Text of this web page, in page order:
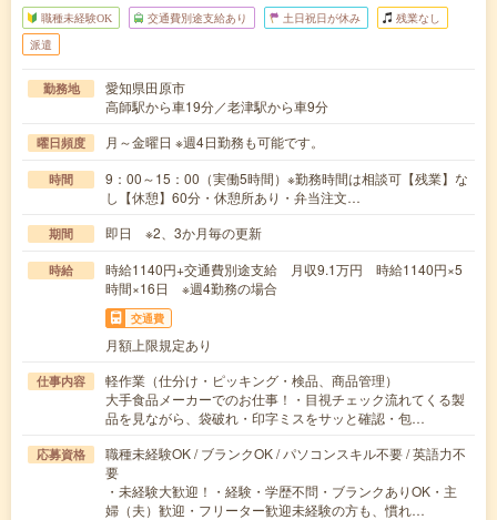
職種未経験OK 交通費別途支給あり 土日祝日が休み 残業なし
派遣
勤務地
愛知県田原市
高師駅から車19分／老津駅から車9分
曜日頻度 月～金曜日 ※週4日勤務も可能です。
時間
9：00～15：00（実働5時間）※勤務時間は相談可【残業】な
し【休憩】60分・休憩所あり・弁当注文…
期間 即日 ※2、3か月毎の更新
時給
時給1140円+交通費別途支給 月収9.1万円 時給1140円×5
時間×16日 ※週4勤務の場合
交通費
月額上限規定あり
仕事内容
軽作業（仕分け・ピッキング・検品、商品管理）
大手食品メーカーでのお仕事！・目視チェック流れてくる製
品を見ながら、袋破れ・印字ミスをサッと確認・包…
応募資格
職種未経験OK / ブランクOK / パソコンスキル不要 / 英語力不
要
・未経験大歓迎！・経験・学歴不問・ブランクありOK・主
婦（夫）歓迎・フリーター歓迎未経験の方も、慣れ…